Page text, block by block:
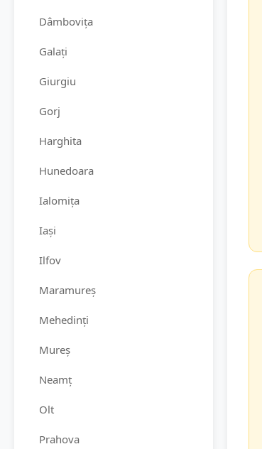
Dâmbovița
Galați
Giurgiu
Gorj
Harghita
Hunedoara
Ialomița
Iași
Ilfov
Maramureș
Mehedinți
Mureș
Neamț
Olt
Prahova